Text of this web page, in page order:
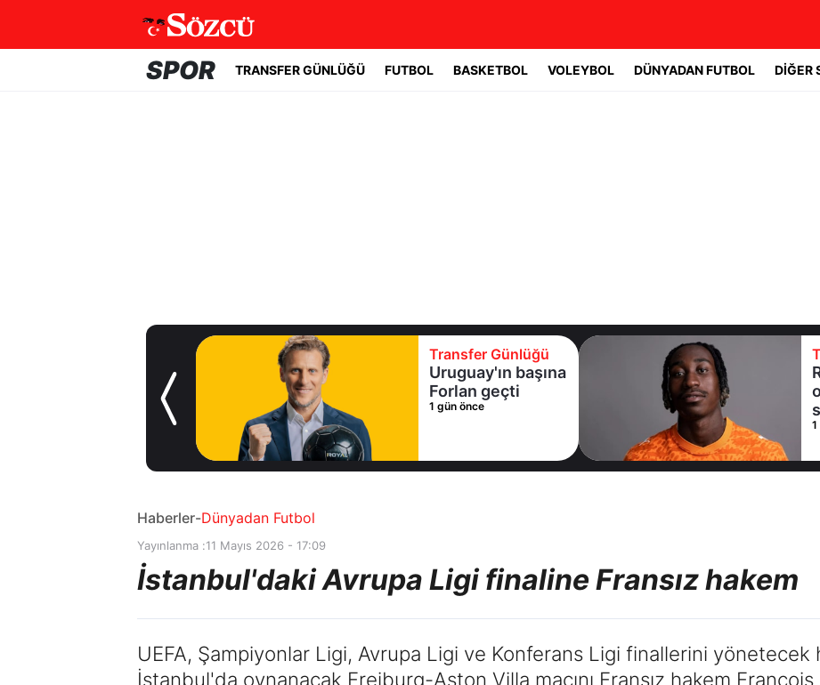
SPOR TRANSFER GÜNLÜĞÜ FUTBOL BASKETBOL VOLEYBOL DÜNYADAN FUTBOL DİĞER
Transfer Günlüğü
Uruguay'ın başına
Forlan geçti
Transfer Günlüğü
Real Madrid yıldız
oyuncuyla 7 yıllık
sözleşme
Haberler-Dünyadan Futbol
Yayınlanma :11 Mayıs 2026 - 17:09
İstanbul'daki Avrupa Ligi finaline Fransız hakem
UEFA, Şampiyonlar Ligi, Avrupa Ligi ve Konferans Ligi finallerini yönetecek
İstanbul'da oynanacak Freiburg-Aston Villa maçını Fransız hakem